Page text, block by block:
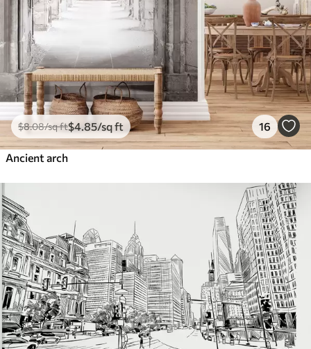
$8.08/sq ft$4.85/sq ft 16
Ancient arch